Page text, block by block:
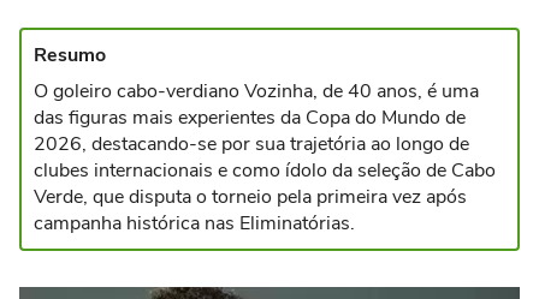
Resumo
O goleiro cabo-verdiano Vozinha, de 40 anos, é uma
das figuras mais experientes da Copa do Mundo de
2026, destacando-se por sua trajetória ao longo de
clubes internacionais e como ídolo da seleção de Cabo
Verde, que disputa o torneio pela primeira vez após
campanha histórica nas Eliminatórias.